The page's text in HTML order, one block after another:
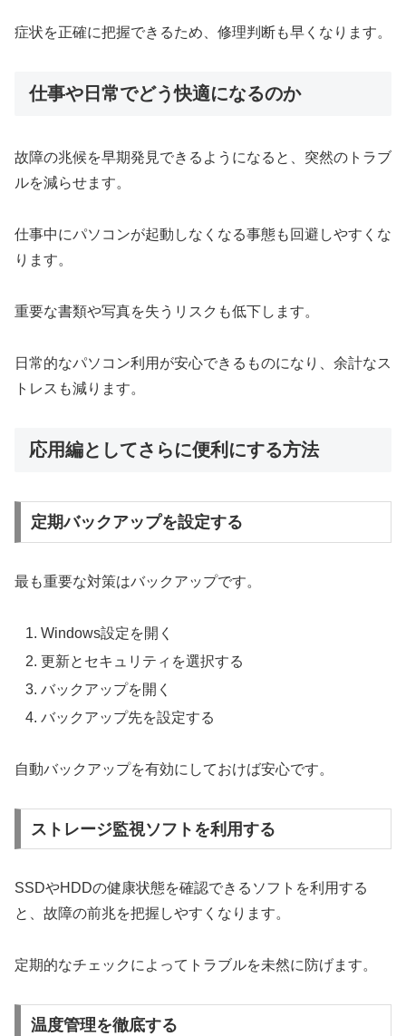
症状を正確に把握できるため、修理判断も早くなります。
仕事や日常でどう快適になるのか
故障の兆候を早期発見できるようになると、突然のトラブ
ルを減らせます。
仕事中にパソコンが起動しなくなる事態も回避しやすくな
ります。
重要な書類や写真を失うリスクも低下します。
日常的なパソコン利用が安心できるものになり、余計なス
トレスも減ります。
応用編としてさらに便利にする方法
定期バックアップを設定する
最も重要な対策はバックアップです。
Windows設定を開く
更新とセキュリティを選択する
バックアップを開く
バックアップ先を設定する
自動バックアップを有効にしておけば安心です。
ストレージ監視ソフトを利用する
SSDやHDDの健康状態を確認できるソフトを利用する
と、故障の前兆を把握しやすくなります。
定期的なチェックによってトラブルを未然に防げます。
温度管理を徹底する